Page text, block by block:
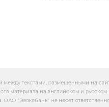
между текстами, размещенными на
материала на английском и русском
ОАО "Эвокабанк" не несет